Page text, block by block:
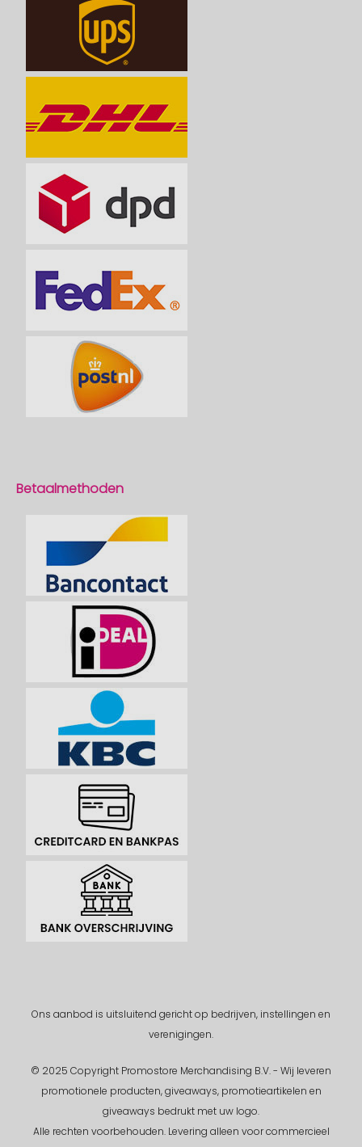
Betaalmethoden
Ons aanbod is uitsluitend gericht op bedrijven, instellingen en
verenigingen.
© 2025 Copyright Promostore Merchandising B.V. - Wij leveren
promotionele producten, giveaways, promotieartikelen en
giveaways bedrukt met uw logo.
Alle rechten voorbehouden.Levering alleen voor commercieel